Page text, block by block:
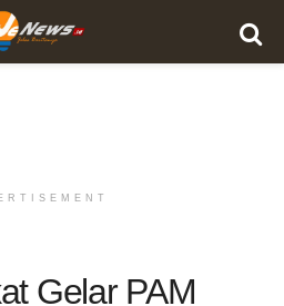
Gelar PAM